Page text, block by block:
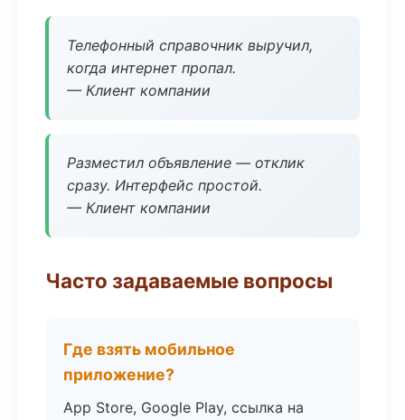
Телефонный справочник выручил,
когда интернет пропал.
— Клиент компании
Разместил объявление — отклик
сразу. Интерфейс простой.
— Клиент компании
Часто задаваемые вопросы
Где взять мобильное
приложение?
App Store, Google Play, ссылка на